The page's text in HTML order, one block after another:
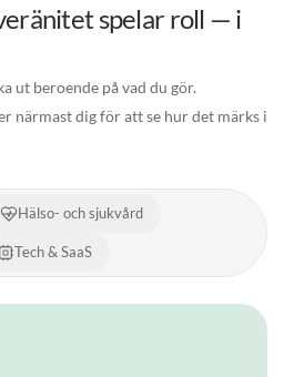
spelar roll — i
ut beroende på vad du gör.
närmast dig för att se hur det märks i
Hälso- och sjukvård
Tech & SaaS